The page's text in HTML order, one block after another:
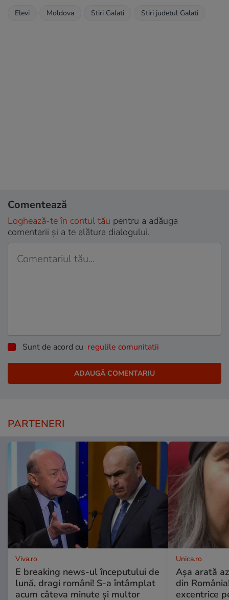
Elevi Moldova Stiri Galati Stiri judetul Galati
Comentează
Loghează-te în contul tău pentru a adăuga
comentarii și a te alătura dialogului.
Sunt de acord cu regulile comunitatii
PARTENERI
Viva.ro
E breaking news-ul începutului de
lună, dragi români! S-a întâmplat
acum câteva minute și multor
Unica.ro
Așa arată
din
excentrice